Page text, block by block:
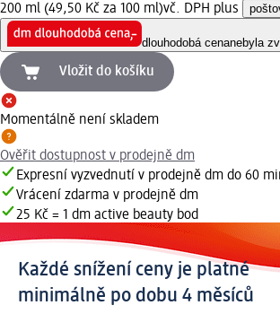
200 ml (49,50 Kč za 100 ml)vč. DPH plus
dlouhodobá cenanebyla
Vložit do košíku
Momentálně není skladem
Ověřit dostupnost v prodejně dm
Expresní vyzvednutí v prodejně dm do 60
Vrácení zdarma v prodejně dm
25 Kč = 1 dm active beauty bod
Každé snížení ceny je platné
minimálně po dobu 4 měsíců